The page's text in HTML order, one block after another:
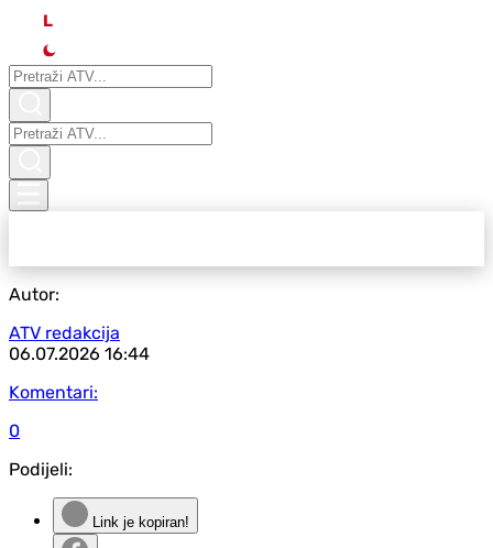
L
Autor:
ATV redakcija
06.07.2026 16:44
Komentari:
0
Podijeli:
Link je kopiran!